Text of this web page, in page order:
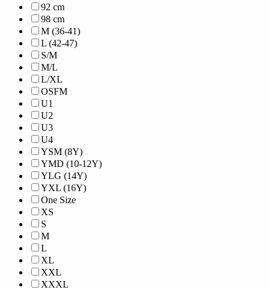
92 cm
98 cm
M (36-41)
L (42-47)
S/M
M/L
L/XL
OSFM
U1
U2
U3
U4
YSM (8Y)
YMD (10-12Y)
YLG (14Y)
YXL (16Y)
One Size
XS
S
M
L
XL
XXL
XXXL